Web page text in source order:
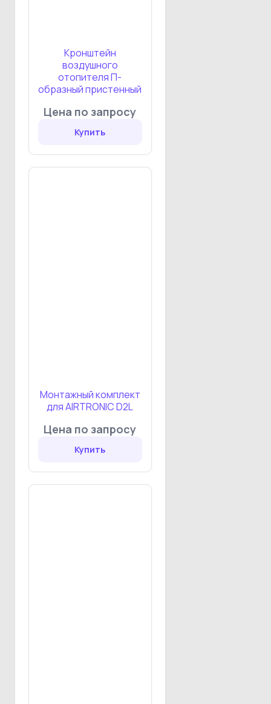
Кронштейн
воздушного
отопителя П-
образный пристенный
Цена по запросу
Купить
Монтажный комплект
для AIRTRONIC D2L
Цена по запросу
Купить